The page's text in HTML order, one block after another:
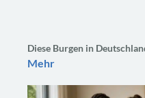
Diese Burgen in
Mehr